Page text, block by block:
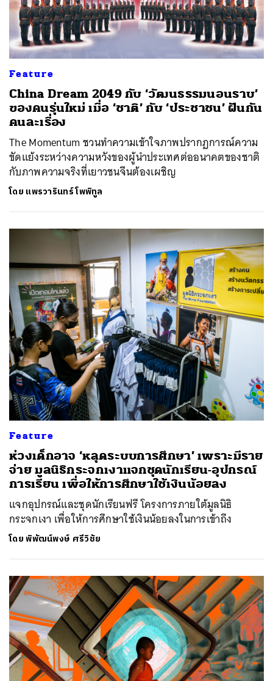
Feature
China Dream 2049 กับ ‘วัฒนธรรมนอนราบ’
ของคนรุ่นใหม่ เมื่อ ‘ชาติ’ กับ ‘ประชาชน’ ฝันกัน
คนละเรื่อง
The Momentum ชวนทำความเข้าใจภาพปรากฏการณ์ความ
ขัดแย้งระหว่างความหวังของผู้นำประเทศต่ออนาคตของชาติ
กับภาพความจริงที่เยาวชนจีนต้องเผชิญ
โดย แพรวารินทร์ โพพิทูล
Feature
ห่วงเด็กอาจ ‘หลุดระบบการศึกษา’ เพราะมีราย
จ่าย มูลนิธิกระจกเงาแจกชุดนักเรียน-อุปกรณ์
การเรียน เพื่อให้การศึกษาใช้เงินน้อยลง
แจกอุปกรณ์และชุดนักเรียนฟรี โครงการภายใต้มูลนิธิ
กระจกเงา เพื่อให้การศึกษาใช้เงินน้อยลงในการเข้าถึง
โดยพิพัฒน์พงษ์ ศรีวิชัย